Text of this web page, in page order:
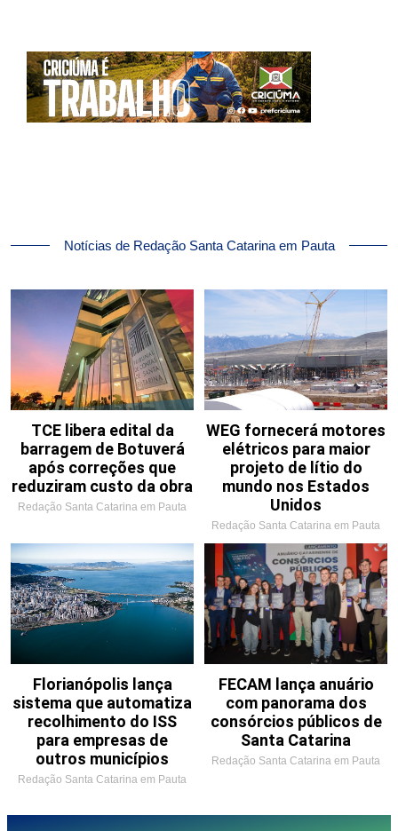
Notícias de Redação Santa Catarina em Pauta
TCE libera edital da
barragem de Botuverá
após correções que
reduziram custo da obra
Redação Santa Catarina em Pauta
WEG fornecerá motores
elétricos para maior
projeto de lítio do
mundo nos Estados
Unidos
Redação Santa Catarina em Pauta
Florianópolis lança
sistema que automatiza
recolhimento do ISS
para empresas de
outros municípios
Redação Santa Catarina em Pauta
FECAM lança anuário
com panorama dos
consórcios públicos de
Santa Catarina
Redação Santa Catarina em Pauta